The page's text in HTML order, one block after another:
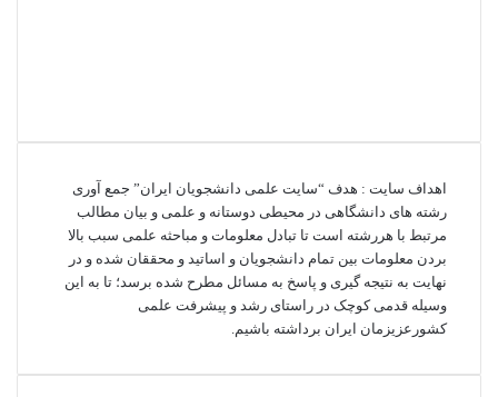
اهداف سایت : هدف “سایت علمی دانشجویان ایران” جمع آوری
رشته های دانشگاهی در محیطی دوستانه و علمی و بیان مطالب
مرتبط با هررشته است تا تبادل معلومات و مباحثه علمی سبب بالا
بردن معلومات بین تمام دانشجویان و اساتید و محققان شده و در
نهایت به نتیجه گیری و پاسخ به مسائل مطرح شده برسد؛ تا به این
وسیله قدمی کوچک در راستای رشد و پیشرفت علمی
کشورعزیزمان ایران برداشته باشیم.